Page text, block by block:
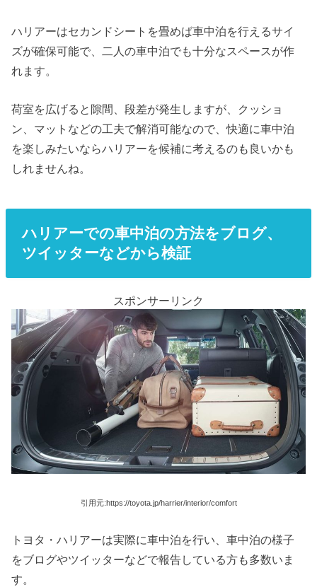
ハリアーはセカンドシートを畳めば車中泊を行えるサイ
ズが確保可能で、二人の車中泊でも十分なスペースが作
れます。
荷室を広げると隙間、段差が発生しますが、クッショ
ン、マットなどの工夫で解消可能なので、快適に車中泊
を楽しみたいならハリアーを候補に考えるのも良いかも
しれませんね。
ハリアーでの車中泊の方法をブログ、
ツイッターなどから検証
スポンサーリンク
引用元:https://toyota.jp/harrier/interior/comfort
トヨタ・ハリアーは実際に車中泊を行い、車中泊の様子
をブログやツイッターなどで報告している方も多数いま
す。